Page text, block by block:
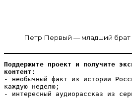
Петр Первый — младший брат
Поддержите проект и получите
контент:
- необычный факт из истории
каждую неделю;
- интересный аудиорассказ из